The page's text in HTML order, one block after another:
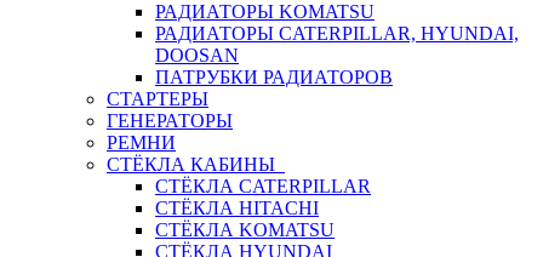
РАДИАТОРЫ KOMATSU
РАДИАТОРЫ CATERPILLAR, HYUNDAI,
DOOSAN
ПАТРУБКИ РАДИАТОРОВ
СТАРТЕРЫ
ГЕНЕРАТОРЫ
РЕМНИ
СТЁКЛА КАБИНЫ
СТЁКЛА CATERPILLAR
СТЁКЛА HITACHI
СТЁКЛА KOMATSU
СТЁКЛА HYUNDAI